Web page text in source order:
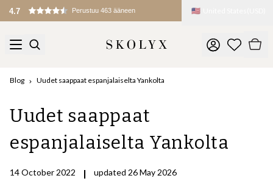
4.7 Perustuu 463 ääneen 🇺🇸
Blog Uudet saappaat espanjalaiselta Yankolta
Uudet saappaat
espanjalaiselta Yankolta
14 October 2022 | updated 26 May 2026